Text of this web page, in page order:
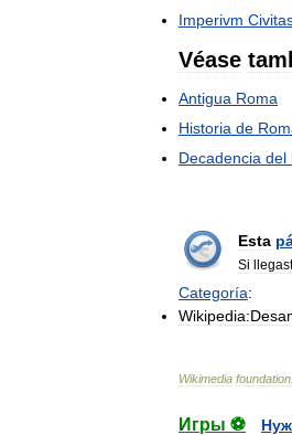
Imperivm
Véase
Antigua Roma
Historia de
Decadencia del
Esta
Si
Categoría:
Wikimedia foundation
Игры ⚽